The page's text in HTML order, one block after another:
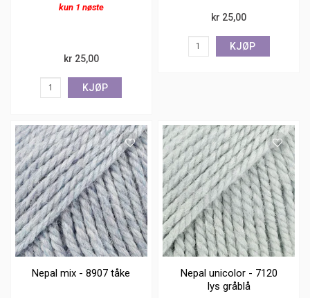
kun 1 nøste
kr 25,00
KJØP
kr 25,00
KJØP
Nepal mix - 8907 tåke
Nepal unicolor - 7120
lys gråblå